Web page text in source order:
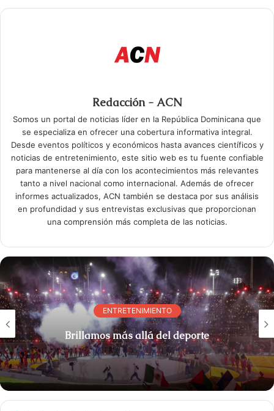
Redacción - ACN
Somos un portal de noticias líder en la República Dominicana que
se especializa en ofrecer una cobertura informativa integral.
Desde eventos políticos y económicos hasta avances científicos y
noticias de entretenimiento, este sitio web es tu fuente confiable
para mantenerse al día con los acontecimientos más relevantes
tanto a nivel nacional como internacional. Además de ofrecer
informes actualizados, ACN también se destaca por sus análisis
en profundidad y sus entrevistas exclusivas que proporcionan
una comprensión más completa de las noticias.
ENTRETENIMIENTO
Brillamos más allá del deporte